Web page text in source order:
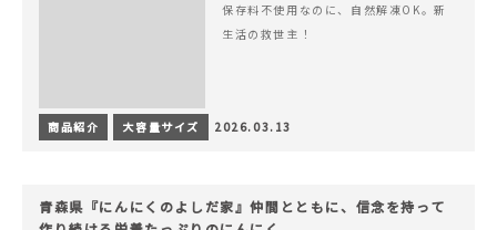
保存料不使用なのに、自然解凍OK。新
生活の救世主！
商品紹介 大容量サイズ 2026.03.13
青森県『にんにくのよしだ家』仲間とともに、信念を持って